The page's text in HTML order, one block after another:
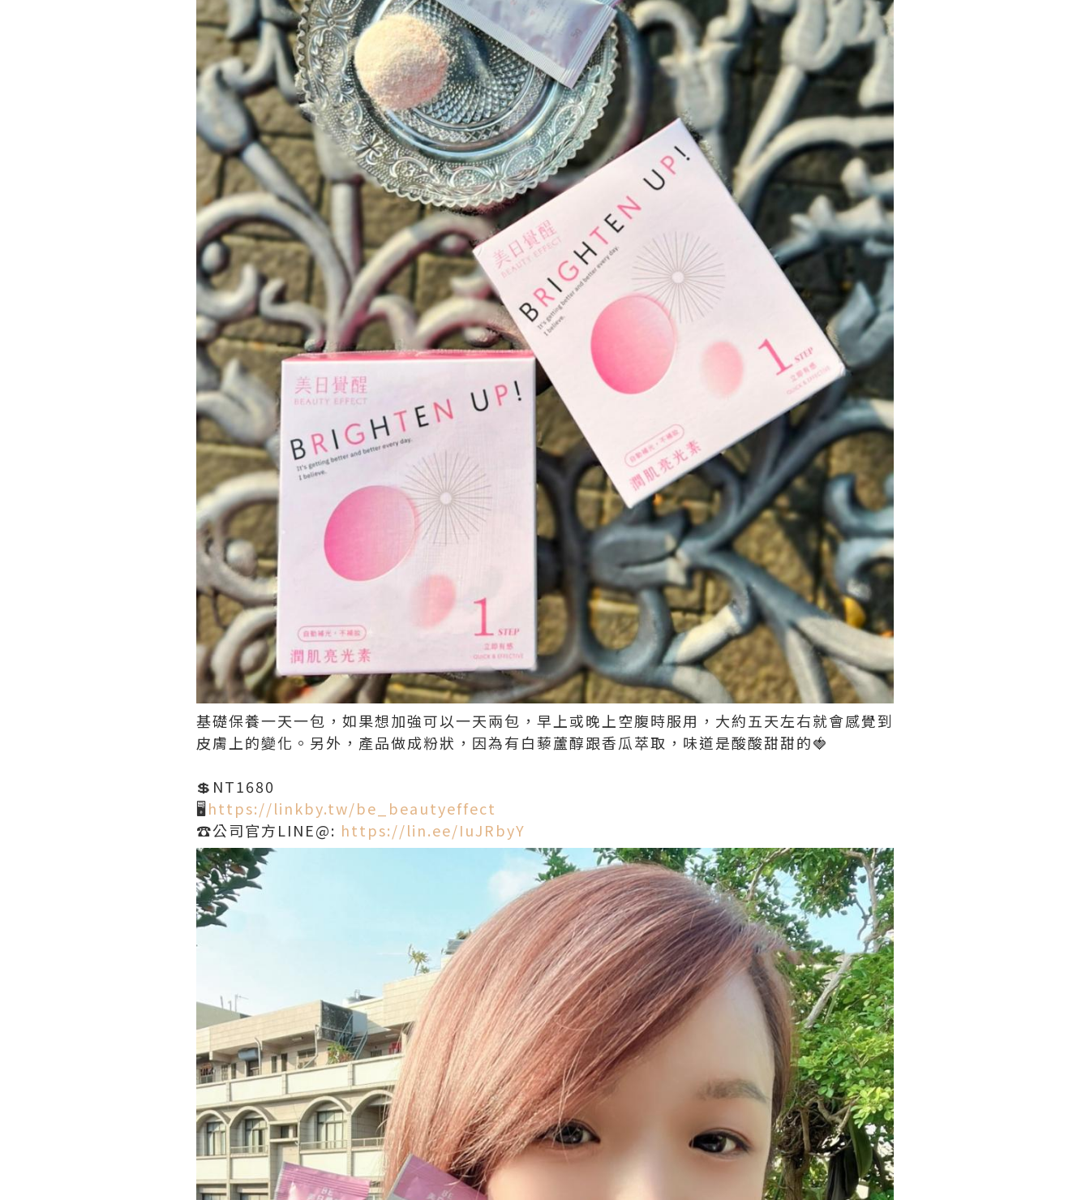
基礎保養一天一包，如果想加強可以一天兩包，早上或晚上空腹時服用，大約五天左右就會感覺到
皮膚上的變化。另外，產品做成粉狀，因為有白藜蘆醇跟香瓜萃取，味道是酸酸甜甜的🍓
💲NT1680
🖥️https://linkby.tw/be_beautyeffect
☎️公司官方LINE@: https://lin.ee/IuJRbyY